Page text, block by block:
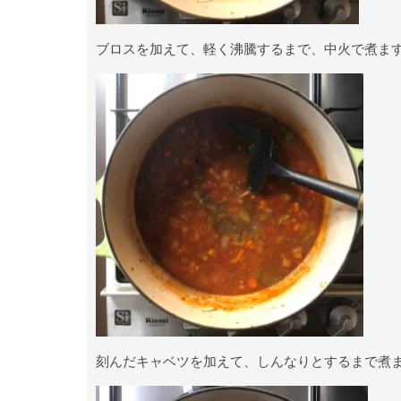
ブロスを加えて、軽く沸騰するまで、中火で煮ます
刻んだキャベツを加えて、しんなりとするまで煮ま